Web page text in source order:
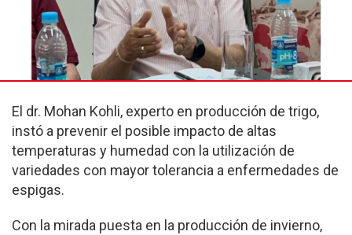
El dr. Mohan Kohli, experto en producción de trigo,
instó a prevenir el posible impacto de altas
temperaturas y humedad con la utilización de
variedades con mayor tolerancia a enfermedades de
espigas.
Con la mirada puesta en la producción de invierno,